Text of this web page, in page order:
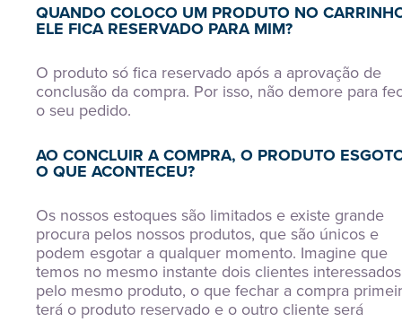
QUANDO COLOCO UM PRODUTO NO
ELE FICA RESERVADO PARA MIM?
O produto só fica reservado após a aprovação de
conclusão da compra. Por isso, não demore para
o seu pedido.
AO CONCLUIR A COMPRA, O PRODUTO
O QUE ACONTECEU?
Os nossos estoques são limitados e existe grande
procura pelos nossos produtos, que são únicos e
podem esgotar a qualquer momento. Imagine que
temos no mesmo instante dois clientes interessados
pelo mesmo produto, o que fechar a compra
terá o produto reservado e o outro cliente será